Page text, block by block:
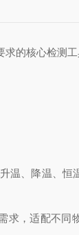
的核心检测工
温、降温、恒
求，适配不同